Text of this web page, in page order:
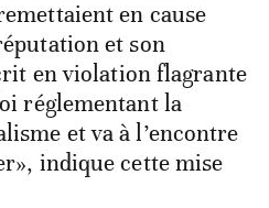
en cause
et son
en violation flagrante
réglementant la
et va à l’encontre
indique cette mise